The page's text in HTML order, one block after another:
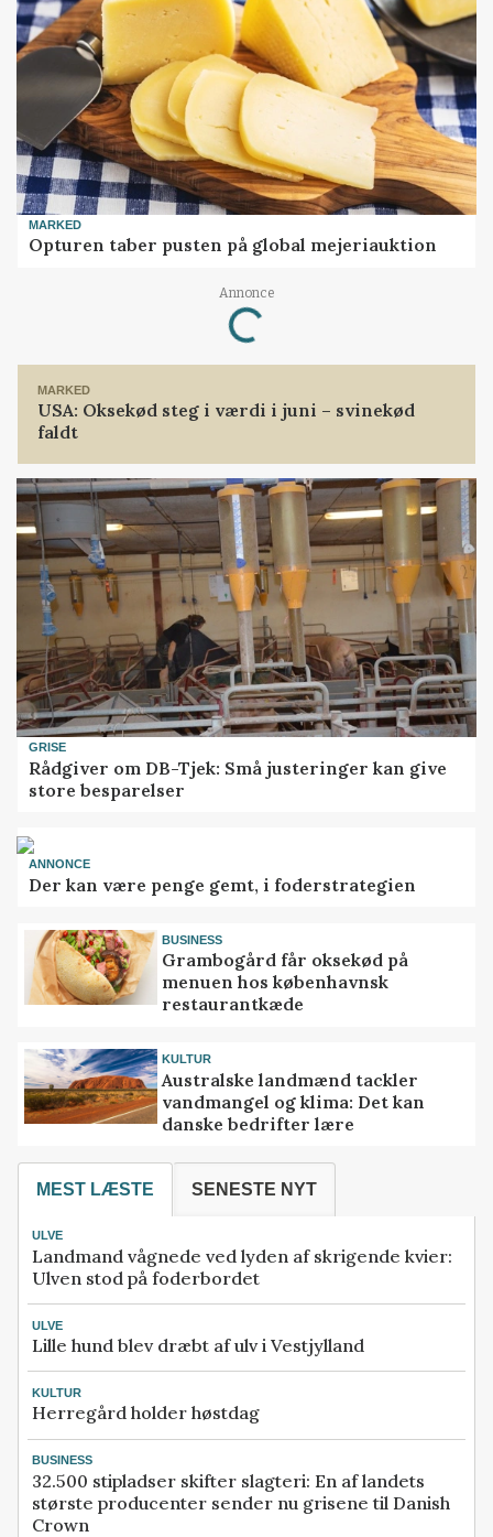
MARKED
Opturen taber pusten på global mejeriauktion
Annonce
Loading...
MARKED
USA: Oksekød steg i værdi i juni – svinekød
faldt
GRISE
Rådgiver om DB-Tjek: Små justeringer kan give
store besparelser
ANNONCE
Der kan være penge gemt, i foderstrategien
BUSINESS
Grambogård får oksekød på
menuen hos københavnsk
restaurantkæde
KULTUR
Australske landmænd tackler
vandmangel og klima: Det kan
danske bedrifter lære
MEST LÆSTE SENESTE NYT
ULVE
Landmand vågnede ved lyden af skrigende kvier:
Ulven stod på foderbordet
ULVE
Lille hund blev dræbt af ulv i Vestjylland
KULTUR
Herregård holder høstdag
BUSINESS
32.500 stipladser skifter slagteri: En af landets
største producenter sender nu grisene til Danish
Crown